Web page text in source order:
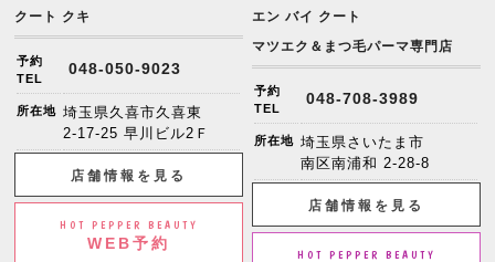
クート クキ
予約
TEL
048-050-9023
所在地 埼玉県久喜市久喜東
2-17-25 早川ビル2Ｆ
店舗情報を見る
HOT PEPPER BEAUTY
WEB予約
エン バイ クート
マツエク＆まつ毛パーマ専門店
予約
TEL
048-708-3989
所在地 埼玉県さいたま市
南区南浦和 2-28-8
店舗情報を見る
HOT PEPPER BEAUTY